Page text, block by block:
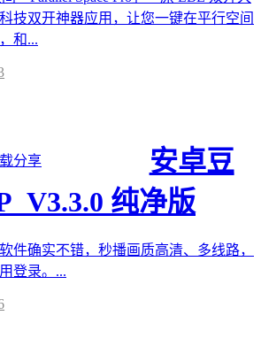
技双开神器应用，让您一键在平行空间
和...
分享
安卓豆
纯净版
件确实不错，秒播画质高清、多线路，
登录。...